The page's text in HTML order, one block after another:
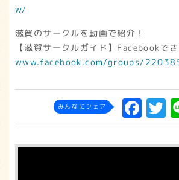
w/
滋賀のサークルを動画で紹介！
【滋賀サークルガイド】Facebookでき
www.facebook.com/groups/
みんなにシェア F
a
c
T